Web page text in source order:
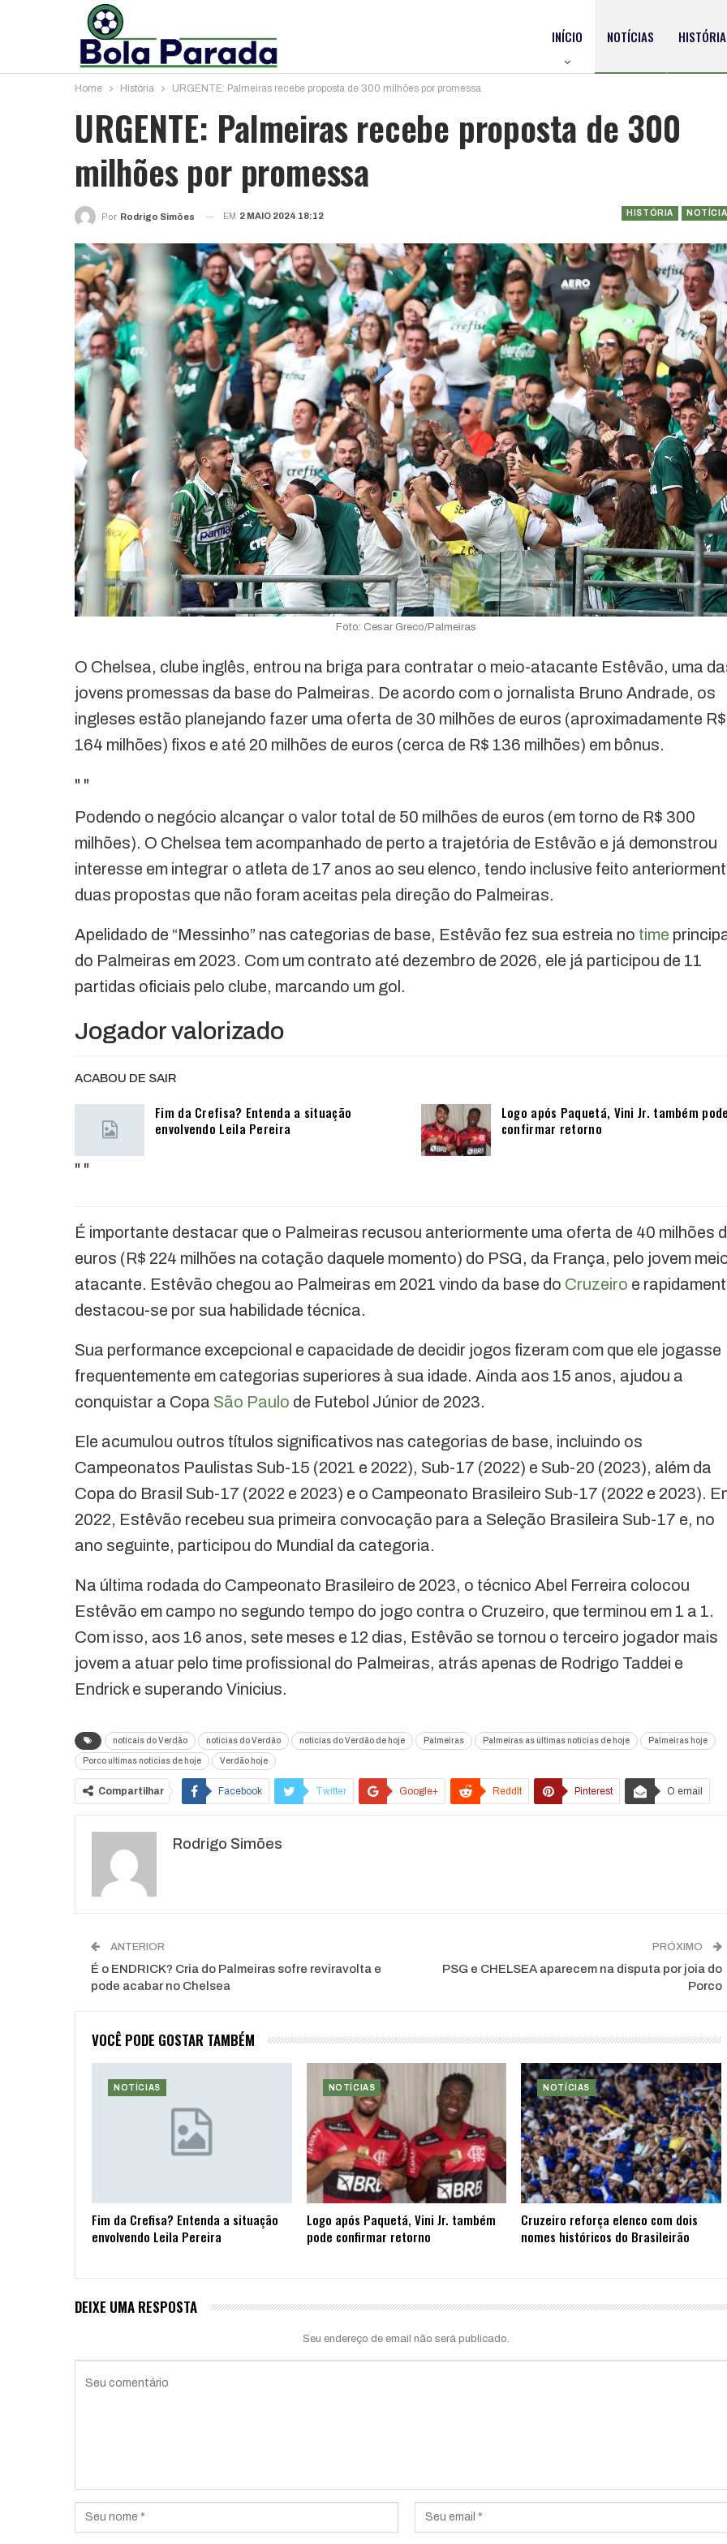
INÍCIO NOTÍCIAS HISTÓRIA
Home História URGENTE: Palmeiras recebe proposta de 300 milhões por promessa
URGENTE: Palmeiras recebe proposta de 300
milhões por promessa
HISTÓRIA
Por Rodrigo Simões EM 2 MAIO 2024 18:12
Foto: Cesar Greco/Palmeiras
O Chelsea, clube inglês, entrou na briga para contratar o meio-atacante Estêvão, uma
jovens promessas da base do Palmeiras. De acordo com o jornalista Bruno Andrade, os
ingleses estão planejando fazer uma oferta de 30 milhões de euros (aproximadamente R$
164 milhões) fixos e até 20 milhões de euros (cerca de R$ 136 milhões) em bônus.
" "
Podendo o negócio alcançar o valor total de 50 milhões de euros (em torno de R$ 300
milhões). O Chelsea tem acompanhado de perto a trajetória de Estêvão e já demonstrou
interesse em integrar o atleta de 17 anos ao seu elenco, tendo inclusive feito
duas propostas que não foram aceitas pela direção do Palmeiras.
Apelidado de “Messinho” nas categorias de base, Estêvão fez sua estreia no time
do Palmeiras em 2023. Com um contrato até dezembro de 2026, ele já participou de 11
partidas oficiais pelo clube, marcando um gol.
Jogador valorizado
ACABOU DE SAIR
Fim da Crefisa? Entenda a situação
envolvendo Leila Pereira
" "
Logo após Paquetá, Vini Jr. também
confirmar retorno
É importante destacar que o Palmeiras recusou anteriormente uma oferta de 40 milhões
euros (R$ 224 milhões na cotação daquele momento) do PSG, da França, pelo jovem
atacante. Estêvão chegou ao Palmeiras em 2021 vindo da base do Cruzeiro e
destacou-se por sua habilidade técnica.
Sua performance excepcional e capacidade de decidir jogos fizeram com que ele jogasse
frequentemente em categorias superiores à sua idade. Ainda aos 15 anos, ajudou a
conquistar a Copa São Paulo de Futebol Júnior de 2023.
Ele acumulou outros títulos significativos nas categorias de base, incluindo os
Campeonatos Paulistas Sub-15 (2021 e 2022), Sub-17 (2022) e Sub-20 (2023), além da
Copa do Brasil Sub-17 (2022 e 2023) e o Campeonato Brasileiro Sub-17 (2022 e 2023).
2022, Estêvão recebeu sua primeira convocação para a Seleção Brasileira Sub-17 e, no
ano seguinte, participou do Mundial da categoria.
Na última rodada do Campeonato Brasileiro de 2023, o técnico Abel Ferreira colocou
Estêvão em campo no segundo tempo do jogo contra o Cruzeiro, que terminou em 1 a 1.
Com isso, aos 16 anos, sete meses e 12 dias, Estêvão se tornou o terceiro jogador mais
jovem a atuar pelo time profissional do Palmeiras, atrás apenas de Rodrigo Taddei e
Endrick e superando Vinicius.
notícais do Verdão notícias do Verdão notícias do Verdão de hoje Palmeiras Palmeiras as últimas notícias de hoje Palmeiras hoje
Porco ultimas noticias de hoje Verdão hoje
Compartilhar Facebook Twitter Google+ ReddIt Pinterest O email
Rodrigo Simões
ANTERIOR
É o ENDRICK? Cria do Palmeiras sofre reviravolta e
pode acabar no Chelsea
PRÓXIMO
PSG e CHELSEA aparecem na disputa por joia do
Porco
VOCÊ PODE GOSTAR TAMBÉM
NOTÍCIAS
Fim da Crefisa? Entenda a situação
envolvendo Leila Pereira
NOTÍCIAS
Logo após Paquetá, Vini Jr. também
pode confirmar retorno
NOTÍCIAS
Cruzeiro reforça elenco com dois
nomes históricos do Brasileirão
DEIXE UMA RESPOSTA
Seu endereço de email não será publicado.